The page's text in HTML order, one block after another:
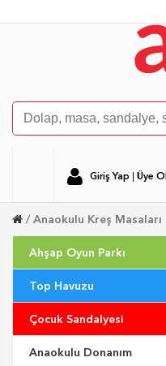
Giriş Yap Üye Ol
Anaokulu Kreş Masaları
Ahşap Oyun Parkı
Top Havuzu
Çocuk Sandalyesi
Anaokulu Donanım